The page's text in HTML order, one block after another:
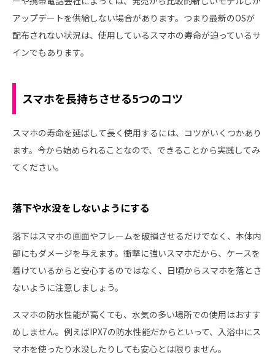
アップデートを供給しない場合があります。つまり最新のOSが
配布されない状況は、使用しているスマホの寿命が迫っているサ
インでもあります。
スマホを長持ちさせる5つのコツ
スマホの寿命を延ばして長く使用するには、コツがいくつかあり
ます。今から始められることなので、できることから実践してみ
てください。
落下や水没をしないようにする
落下はスマホの画面やフレームを破損させるだけでなく、本体内
部にもダメージを与えます。衝撃に強いスマホだから、ケースを
着けているからと安心するのではなく、日頃からスマホを落とさ
ないように注意しましょう。
スマホの防水性能が高くても、水気の多い場所での使用はおすす
めしません。例えばIPX7の防水性能だからといって、入浴中にス
マホを使ったり水没したりしても安心とは限りません。